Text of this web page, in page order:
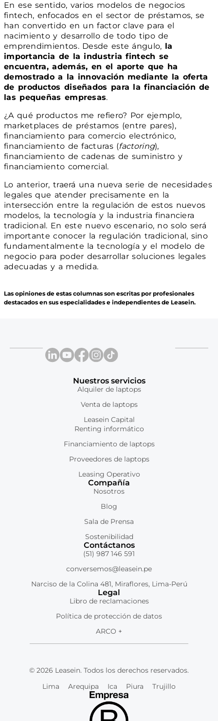
En ese sentido, varios modelos de negocios
fintech, enfocados en el sector de préstamos, se
han convertido en un factor clave para el
nacimiento y desarrollo de todo tipo de
emprendimientos. Desde este ángulo, la
importancia de la industria fintech se
encuentra, además, en el aporte que ha
demostrado a la innovación mediante la oferta
de productos diseñados para la financiación de
las pequeñas empresas.
¿A qué productos me refiero? Por ejemplo,
marketplaces de préstamos (entre pares),
financiamiento para comercio electrónico,
financiamiento de facturas (factoring),
financiamiento de cadenas de suministro y
financiamiento comercial.
Lo anterior, traerá una nueva serie de necesidades
legales que atender precisamente en la
intersección entre la regulación de estos nuevos
modelos, la tecnología y la industria financiera
tradicional. En este nuevo escenario, no solo será
importante conocer la regulación tradicional, sino
fundamentalmente la tecnología y el modelo de
negocio para poder desarrollar soluciones legales
adecuadas y a medida.
Las opiniones de estas columnas son escritas por profesionales
destacados en sus especialidades e independientes de Leasein.
Nuestros servicios
Alquiler de laptops
Venta de laptops
Leasein Capital
Renting informático
Financiamiento de laptops
Proveedores de laptops
Leasing Operativo
Compañía
Nosotros
Blog
Sala de Prensa
Sostenibilidad
Contáctanos
(51) 987 146 591
conversemos@leasein.pe
Narciso de la Colina 481, Miraflores, Lima-Perú
Legal
Libro de reclamaciones
Política de protección de datos
ARCO +
© 2026 Leasein. Todos los derechos reservados.
Lima
Arequipa Ica Piura Trujillo